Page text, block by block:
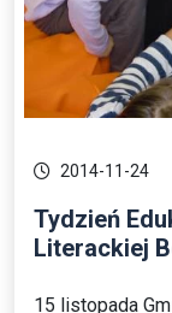
2014-11-24
Tydzień
Literackiej
15 listopada